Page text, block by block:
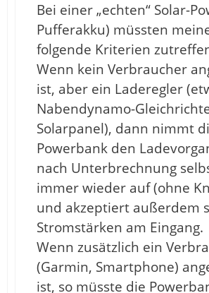
Bei einer „echten“ Solar-
Pufferakku) müssten
folgende Kriterien
Wenn kein Verbraucher
ist, aber ein Laderegler
Nabendynamo-
Solarpanel), dann nimmt
Powerbank den
nach Unterbrechnung
immer wieder auf (ohne
und akzeptiert außerdem
Stromstärken am Eingang.
Wenn zusätzlich ein
(Garmin, Smartphone)
ist, so müsste die